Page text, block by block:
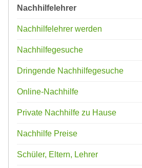
Nachhilfelehrer
Nachhilfelehrer werden
Nachhilfegesuche
Dringende Nachhilfegesuche
Online-Nachhilfe
Private Nachhilfe zu Hause
Nachhilfe Preise
Schüler, Eltern, Lehrer